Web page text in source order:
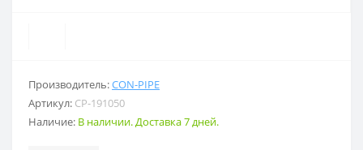
Производитель:CON-PIPE
Артикул: CP-191050
Наличие: В наличии. Доставка 7 дней.